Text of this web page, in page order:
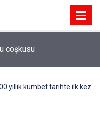
coşkusu
yıllık kümbet tarihte ilk kez